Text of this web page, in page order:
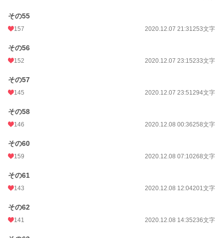
その55
157 2020.12.07 21:31253文字
その56
152 2020.12.07 23:15233文字
その57
145 2020.12.07 23:51294文字
その58
146 2020.12.08 00:36258文字
その60
159 2020.12.08 07:10268文字
その61
143 2020.12.08 12:04201文字
その62
141 2020.12.08 14:35236文字